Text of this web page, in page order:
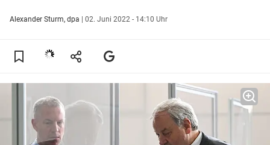
Alexander Sturm, dpa | 02. Juni 2022 - 14:10 Uhr